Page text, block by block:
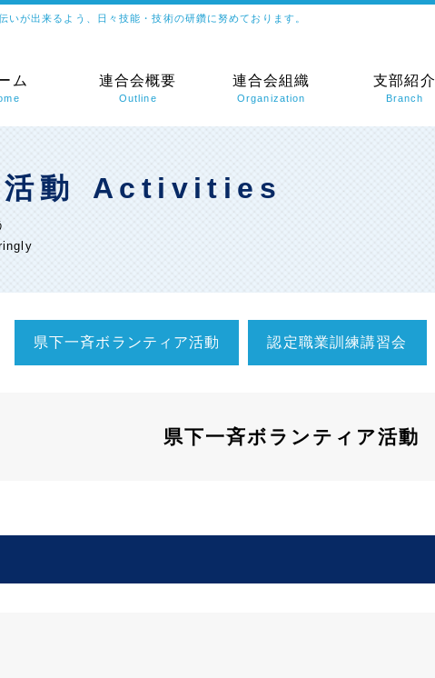
が出来るよう、日々技能・技術の研鑽に努めております。
ム 連合会概要
Outline
連合会組織
Organization
支部紹介
Branch
動 Activities
県下一斉ボランティア活動 認定職業訓練講習会
県下一斉ボランティア活動